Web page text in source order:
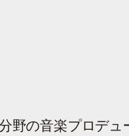
野の音楽プロデュ